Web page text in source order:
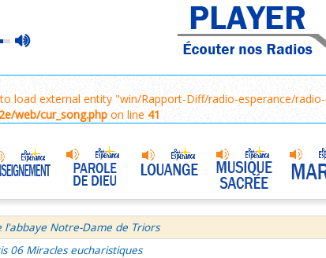
max
load external entity "win/Rapport-Diff/radio-esperance/
web/cur_song.php on line 41
• Prière mariale de tradition byzantine
et Philemon
Journée Mondiale des Communications Sociales 2026
- Saint Pierre Chanel Prières
l'abbaye Notre-Dame de Triors
06 Miracles eucharistiques